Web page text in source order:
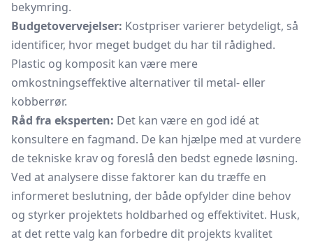
bekymring.
Budgetovervejelser: Kostpriser varierer betydeligt, så
identificer, hvor meget budget du har til rådighed.
Plastic og komposit kan være mere
omkostningseffektive alternativer til metal- eller
kobberrør.
Råd fra eksperten: Det kan være en god idé at
konsultere en fagmand. De kan hjælpe med at vurdere
de tekniske krav og foreslå den bedst egnede løsning.
Ved at analysere disse faktorer kan du træffe en
informeret beslutning, der både opfylder dine behov
og styrker projektets holdbarhed og effektivitet. Husk,
at det rette valg kan forbedre dit projekts kvalitet